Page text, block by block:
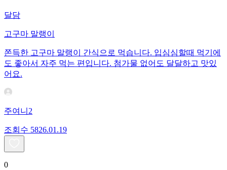
달담
고구마 말랭이
쫀득한 고구마 말랭이 간식으로 먹습니다. 입심심할때 먹기에
도 좋아서 자주 먹는 편입니다. 첨가물 없어도 달달하고 맛있
어요.
주여니2
조회수 5826.01.19
0